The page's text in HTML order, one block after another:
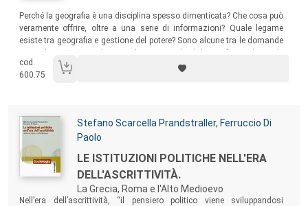
Sommario:
Perché la geografia è una disciplina spesso dimenticata? Che cosa può
veramente offrire, oltre a una serie di informazioni? Quale legame
esiste tra geografia e gestione del potere? Sono alcune tra le domande
come “geografia” e “geopolitica”, usate molto spesso, ma il cui
significato è più che mai indefinito e confuso.
cod.
600.75
Autori:
Stefano Scarcella Prandstraller, Ferruccio Di
Paolo
Titolo:
LE ISTITUZIONI POLITICHE NELL'ERA
DELL'ASCRITTIVITÀ.
La Grecia, Roma e l'Alto Medioevo
Sommario:
Nell’era dell’ascrittività, “il pensiero politico viene sviluppandosi